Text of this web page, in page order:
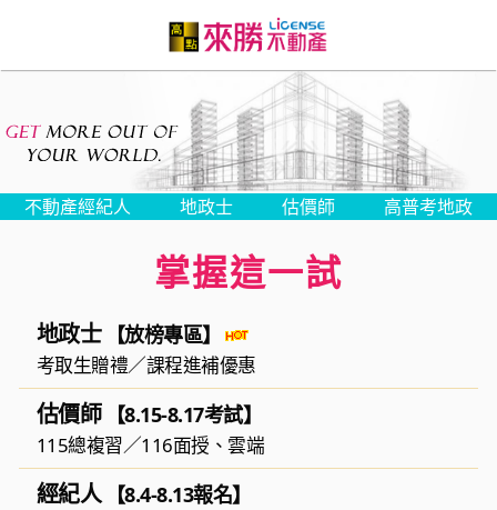
不動產經紀人 地政士 估價師 高普考地政
掌握這一試
地政士 【放榜專區】
考取生贈禮／課程進補優惠
估價師 【8.15-8.17考試】
115總複習／116面授 、雲端
經紀人 【8.4-8.13報名】